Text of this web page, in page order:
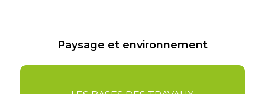
Paysage et environnement